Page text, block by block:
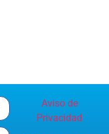
Aviso de
Privacidad